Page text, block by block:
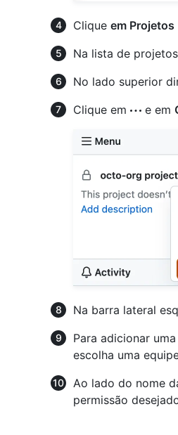
Clique em
Na lista de
No lado superior
Clique em
e em
Na barra lateral
Para adicionar
escolha uma
Ao lado do nome
permissão